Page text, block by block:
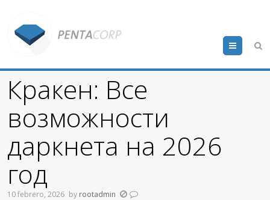
Menu
Кракен: Все
возможности
даркнета на 2026
год
10 febrero, 2026 by rootadmin